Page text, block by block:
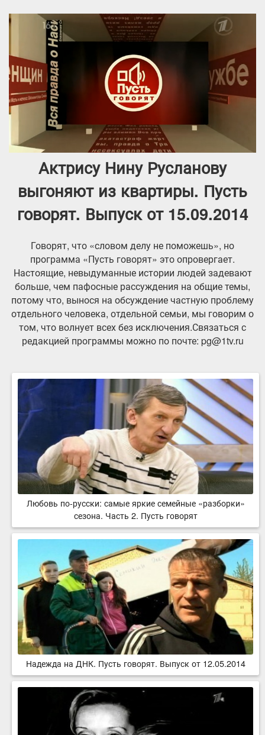
Актрису Нину Русланову
выгоняют из квартиры. Пусть
говорят. Выпуск от 15.09.2014
Говорят, что «словом делу не поможешь», но
программа «Пусть говорят» это опровергает.
Настоящие, невыдуманные истории людей задевают
больше, чем пафосные рассуждения на общие темы,
потому что, вынося на обсуждение частную проблему
отдельного человека, отдельной семьи, мы говорим о
том, что волнует всех без исключения.Связаться с
редакцией программы можно по почте: pg@1tv.ru
Любовь по-русски: самые яркие семейные «разборки»
сезона. Часть 2. Пусть говорят
Надежда на ДНК. Пусть говорят. Выпуск от 12.05.2014